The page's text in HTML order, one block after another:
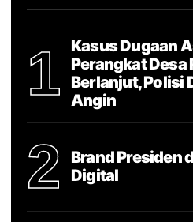
1
Kasus Dugaan
Perangkat Desa
Berlanjut, Polisi
Angin
2
Brand Presiden
Digital